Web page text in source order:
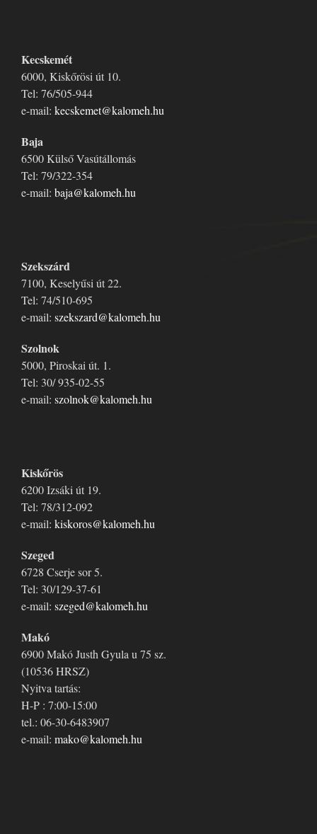
Kecskemét
6000, Kiskőrösi út 10.
Tel: 76/505-944
e-mail: kecskemet@kalomeh.hu
Baja
6500 Külső Vasútállomás
Tel: 79/322-354
e-mail: baja@kalomeh.hu
Szekszárd
7100, Keselyűsi út 22.
Tel: 74/510-695
e-mail: szekszard@kalomeh.hu
Szolnok
5000, Piroskai út. 1.
Tel: 30/ 935-02-55
e-mail: szolnok@kalomeh.hu
Kiskőrös
6200 Izsáki út 19.
Tel: 78/312-092
e-mail: kiskoros@kalomeh.hu
Szeged
6728 Cserje sor 5.
Tel: 30/129-37-61
e-mail: szeged@kalomeh.hu
Makó
6900 Makó Justh Gyula u 75 sz.
(10536 HRSZ)
Nyitva tartás:
H-P : 7:00-15:00
tel.: 06-30-6483907
e-mail: mako@kalomeh.hu